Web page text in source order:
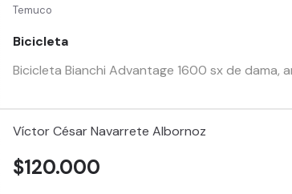
Temuco
Bicicleta
Bicicleta Bianchi Advantage 1600 sx de dama,
Víctor César Navarrete Albornoz
$120.000